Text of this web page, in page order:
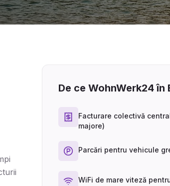
De ce WohnWerk24 în
Facturare colectivă
majore)
Parcări pentru vehicule
WiFi de mare viteză